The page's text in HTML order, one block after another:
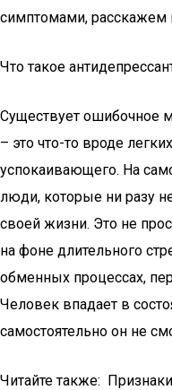
симптомами, расскажем
Что такое
Существует ошибочное
– это что-то вроде
успокаивающего. На
люди, которые ни разу
своей жизни. Это не
на фоне длительного
обменных процессах,
Человек впадает в
самостоятельно он не
Читайте также: